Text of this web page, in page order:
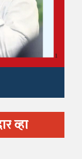
व्हा